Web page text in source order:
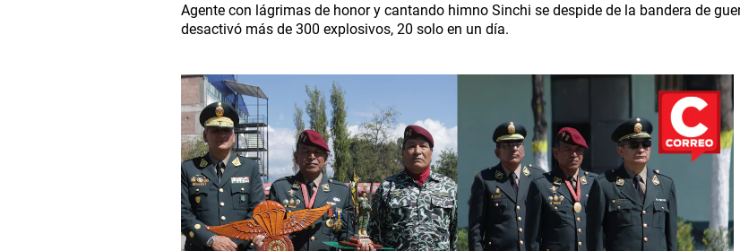
Agente con lágrimas de honor y cantando himno Sinchi se despide de la bandera de
desactivó más de 300 explosivos, 20 solo en un día.